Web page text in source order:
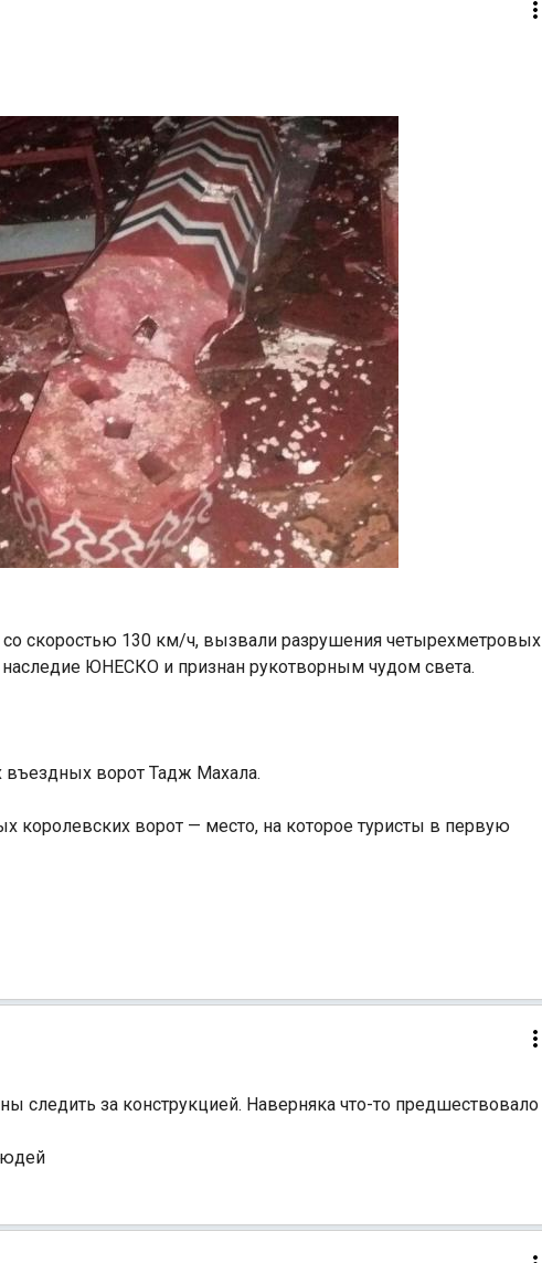
скоростью 130 км/ч, вызвали разрушения четырехметровых
ЮНЕСКО и признан рукотворным чудом света.
въездных ворот Тадж Махала.
королевских ворот — место, на которое туристы в первую
за конструкцией. Наверняка что-то предшествовало